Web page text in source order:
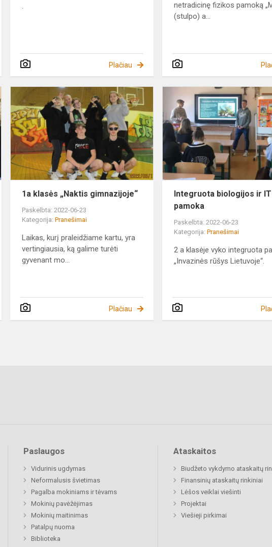
.
Plačiau
netradicinę fizikos pamoką
(stulpo) a...
Integruota
pamoka
„Biomai“
„Naktis
gimnazijoje“
1a klasės „Naktis gimnazijoje“
Paskelbta: 2022-06-23
Kategorija:Pranešimai
Laikas, kurį praleidžiame kartu, yra
vertingiausia, ką galime turėti
gyvenant mo...
Plačiau
Integruota biologijos ir IT
pamoka
Paskelbta: 2022-06-23
Kategorija:Pranešimai
2 a klasėje vyko integruota
„Invazinės rūšys Lietuvoje“.
Paslaugos
Vidurinis ugdymas
Neformalusis švietimas
Pagalba mokiniams ir tėvams
Mokinių pavėžėjimas
Mokinių maitinimas
Patalpų nuoma
Biblioteka
Ataskaitos
Biudžeto vykdymo ataskaitų
Finansinių ataskaitų rinkiniai
Lėšos veiklai viešinti
Projektai
Viešieji pirkimai